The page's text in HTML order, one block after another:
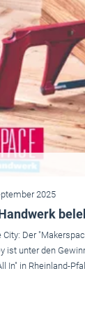
2025
City: Der
ist unter den
In" in Rheinland-